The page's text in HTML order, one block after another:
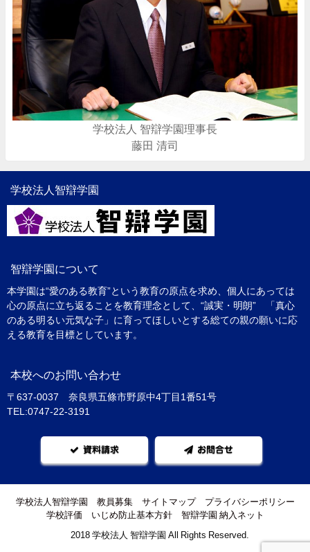
学校法人 智辯学園理事長
藤田 清司
学校法人智辯学園
智辯学園について
本学園は“愛のある教育”という教育の原点を求め、個人にあっては
心の原点に立ち返ることを教育理念として、“誠実・明朗” 「真心
のある明るい元気な子」に育ってほしいとする総ての親の願いに応
える教育を目標としています。
本校へのお問い合わせ
〒637-0037 奈良県五條市野原中4丁目1番51号
TEL:0747-22-3191
資料請求 お問合せ
学校法人智辯学園 教員募集 サイトマップ
プライバシーポリシー
学校評価
いじめ防止基本方針 智辯学園 納入ネット
©2018 学校法人 智辯学園 All Rights Reserved.